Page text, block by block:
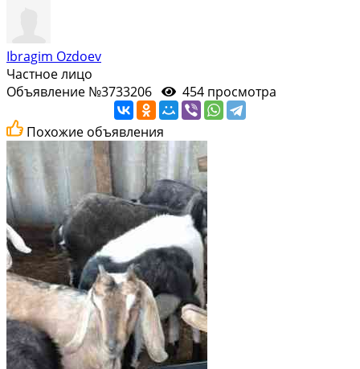
Ibragim Ozdoev
Частное лицо
Объявление №3733206
454 просмотра
Похожие объявления